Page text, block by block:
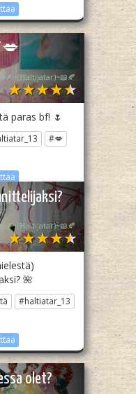
💋
☕🪶~(ℍaltijatar)~📖🍂
paras bf! 🌷
#💋
☕🪶~(ℍaltijatar)~📖🍂
🌺
#haltiatar_13
olet?